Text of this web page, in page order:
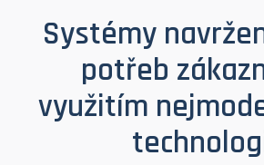
Systémy
potřeb
využitím